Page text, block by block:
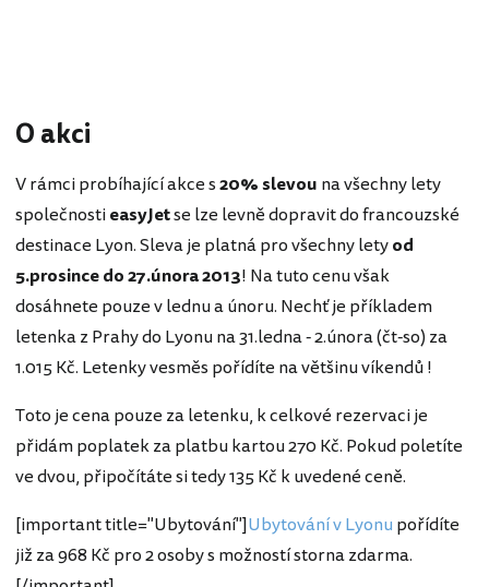
O akci
V rámci probíhající akce s20% slevou na všechny lety
společnostieasyJetse lze levně dopravit do francouzské
destinace Lyon. Sleva je platná pro všechny letyod
5.prosince do 27.února 2013! Na tuto cenu však
dosáhnete pouze v lednu a únoru. Nechť je příkladem
letenka z Prahy do Lyonu na 31.ledna - 2.února (čt-so) za
1.015 Kč. Letenky vesměs pořídíte na většinu víkendů !
Toto je cena pouze za letenku, k celkové rezervaci je
přidám poplatek za platbu kartou 270 Kč. Pokud poletíte
ve dvou, připočítáte si tedy 135 Kč k uvedené ceně.
[important title="Ubytování"]Ubytování v Lyonu pořídíte
již za 968 Kč pro 2 osoby s možností storna zdarma.